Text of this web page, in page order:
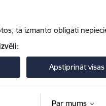
tā izmanto obligāti
Apstiprināt visas
Par mums